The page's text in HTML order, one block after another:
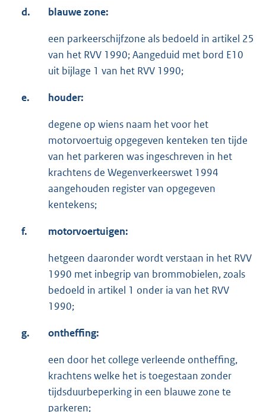
d. blauwe zone:
een parkeerschijfzone als bedoeld in artikel 25
van het RVV 1990; Aangeduid met bord E10
uit bijlage 1 van het RVV 1990;
e. houder:
degene op wiens naam het voor het
motorvoertuig opgegeven kenteken ten tijde
van het parkeren was ingeschreven in het
krachtens de Wegenverkeerswet 1994
aangehouden register van opgegeven
kentekens;
f. motorvoertuigen:
hetgeen daaronder wordt verstaan in het RVV
1990 met inbegrip van brommobielen, zoals
bedoeld in artikel 1 onder ia van het RVV
1990;
g. ontheffing:
een door het college verleende ontheffing,
krachtens welke het is toegestaan zonder
tijdsduurbeperking in een blauwe zone te
parkeren;